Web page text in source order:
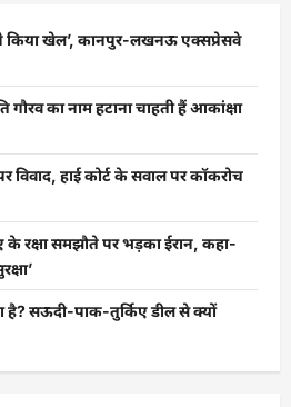
ने किया खेल’, कानपुर-लखनऊ एक्सप्रेसवे
गौरव का नाम हटाना चाहती हैं आकांक्षा
विवाद, हाई कोर्ट के सवाल पर कॉकरोच
के रक्षा समझौते पर भड़का ईरान, कहा-
है? सऊदी-पाक-तुर्किए डील से क्यों